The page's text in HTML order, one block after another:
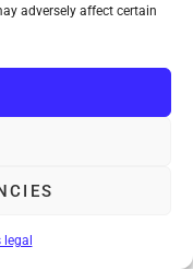
adversely affect certain
Tiana. Tel. 933 955